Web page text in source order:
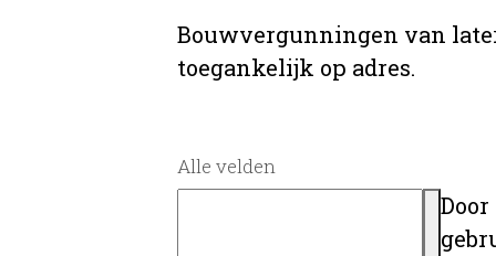
Bouwvergunningen van
toegankelijk op adres.
Alle velden